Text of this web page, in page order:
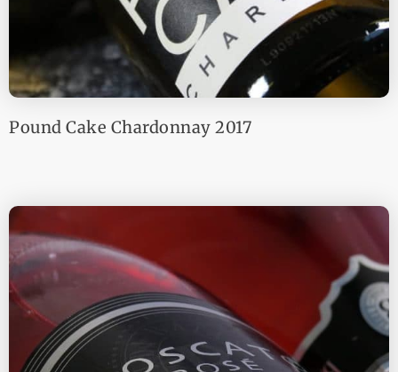
Pound Cake Chardonnay 2017